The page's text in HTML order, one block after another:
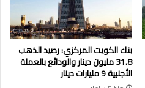
بنك الكويت المركزي: رصيد الذهب
31.8 مليون دينار والودائع بالعملة
الأجنبية 9 مليارات دينار